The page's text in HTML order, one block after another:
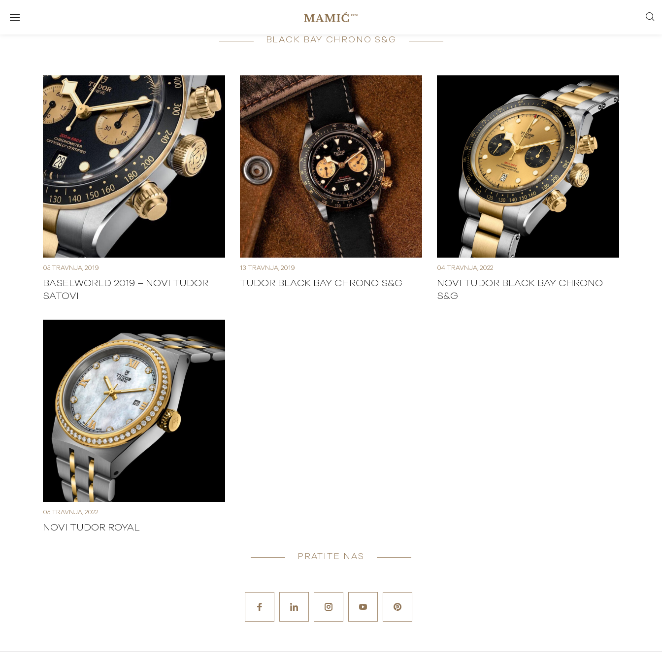
BLACK BAY CHRONO S&G
05 TRAVNJA, 2019
BASELWORLD 2019 – NOVI TUDOR
SATOVI
13 TRAVNJA, 2019
TUDOR BLACK BAY CHRONO S&G
04 TRAVNJA, 2022
NOVI TUDOR BLACK BAY CHRONO
S&G
05 TRAVNJA, 2022
NOVI TUDOR ROYAL
PRATITE NAS